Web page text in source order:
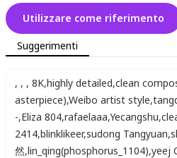
Utilizzare come riferimento
Suggerimenti
, , , 8K,highly detailed,clean
asterpiece),Weibo artist style,
-,Eliza 804,rafaelaaa,Yecangshu,
2414,blinklikeer,sudong Tangyuan,
然,lin_qing(phosphorus_1104),yeej